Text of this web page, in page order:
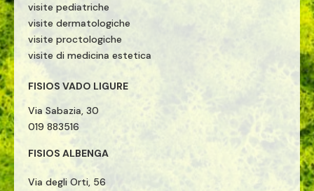
visite pediatriche
visite dermatologiche
visite proctologiche
visite di medicina estetica
FISIOS VADO LIGURE
Via Sabazia, 30
019 883516
FISIOS ALBENGA
Via degli Orti, 56